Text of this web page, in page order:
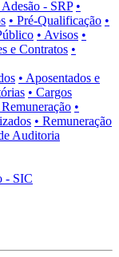
Adesão - SRP •
• Pré-Qualificação •
• Avisos •
e Contratos •
• Aposentados e
• Cargos
Remuneração •
• Remuneração
Auditoria
- SIC